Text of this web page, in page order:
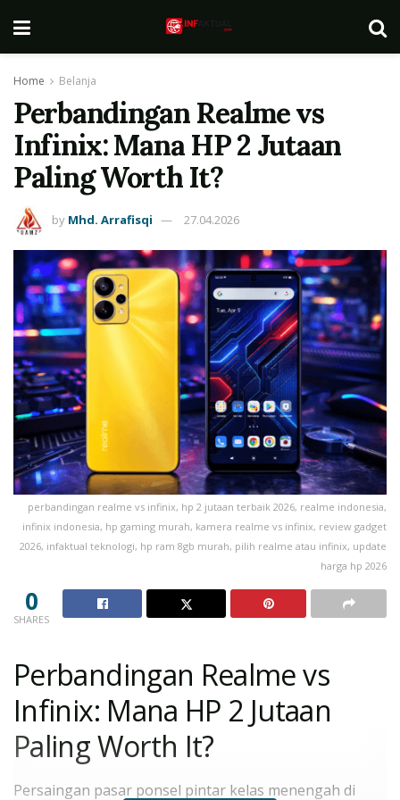
Home Belanja
Perbandingan Realme vs
Infinix: Mana HP 2 Jutaan
Paling Worth It?
by Mhd. Arrafisqi 27.04.2026
perbandingan realme vs infinix, hp 2 jutaan terbaik 2026, realme indonesia,
infinix indonesia, hp gaming murah, kamera realme vs infinix, review gadget
2026, infaktual teknologi, hp ram 8gb murah, pilih realme atau infinix, update
harga hp 2026
0
SHARES
Perbandingan Realme vs
Infinix: Mana HP 2 Jutaan
Paling Worth It?
Persaingan pasar ponsel pintar kelas menengah di